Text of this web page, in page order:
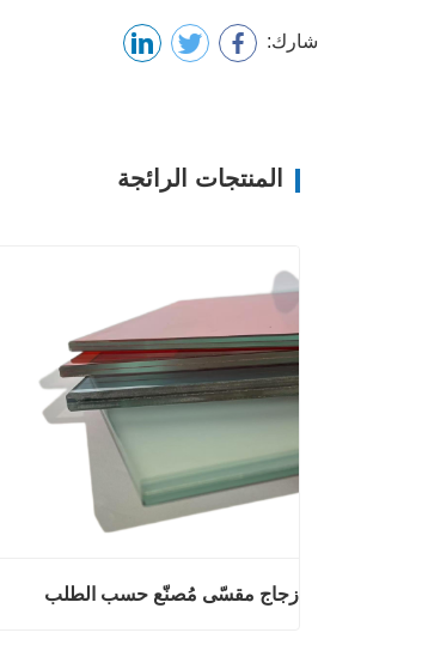
شارك:
المنتجات الرائجة
زجاج مقسّى مُصنّع حسب الطلب